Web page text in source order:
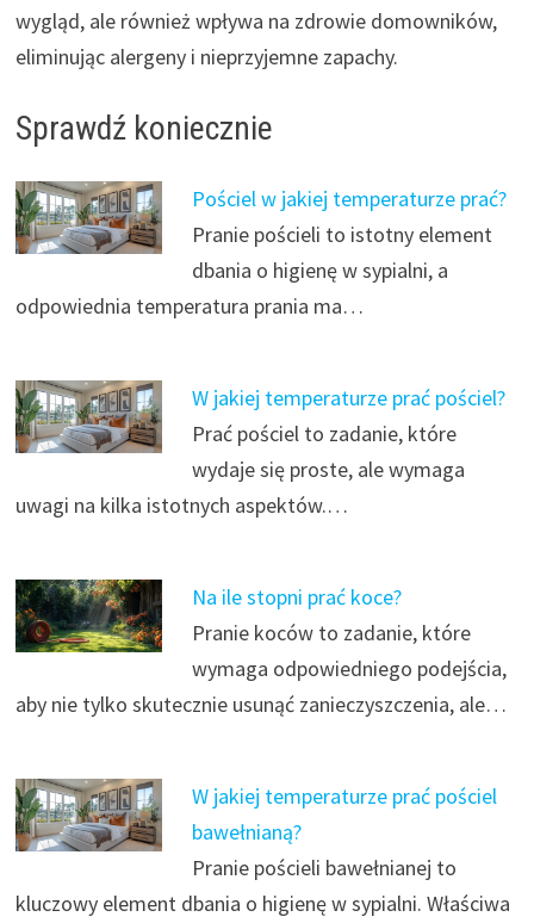
wygląd, ale również wpływa na zdrowie domowników,
eliminując alergeny i nieprzyjemne zapachy.
Sprawdź koniecznie
Pościel w jakiej temperaturze prać?
Pranie pościeli to istotny element
dbania o higienę w sypialni, a
odpowiednia temperatura prania ma…
W jakiej temperaturze prać pościel?
Prać pościel to zadanie, które
wydaje się proste, ale wymaga
uwagi na kilka istotnych aspektów.…
Na ile stopni prać koce?
Pranie koców to zadanie, które
wymaga odpowiedniego podejścia,
aby nie tylko skutecznie usunąć zanieczyszczenia, ale…
W jakiej temperaturze prać pościel
bawełnianą?
Pranie pościeli bawełnianej to
kluczowy element dbania o higienę w sypialni. Właściwa